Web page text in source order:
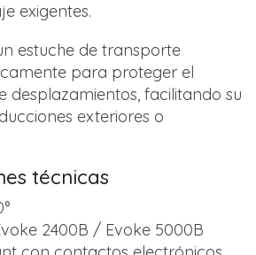
exigentes.
estuche de transporte
para proteger el
desplazamientos, facilitando su
exteriores o
técnicas
2400B / Evoke 5000B